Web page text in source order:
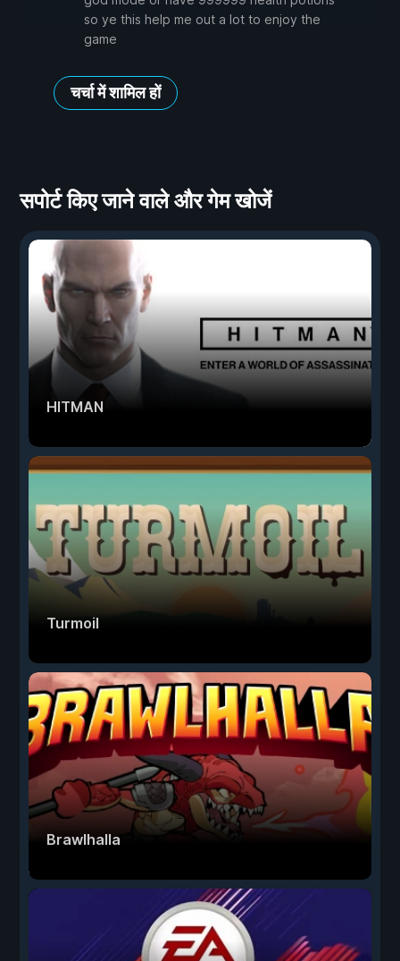
so ye this help me out a lot to enjoy the
game
चर्चा में शामिल हों
सपोर्ट किए जाने वाले और गेम खोजें
HITMAN
Turmoil
Brawlhalla